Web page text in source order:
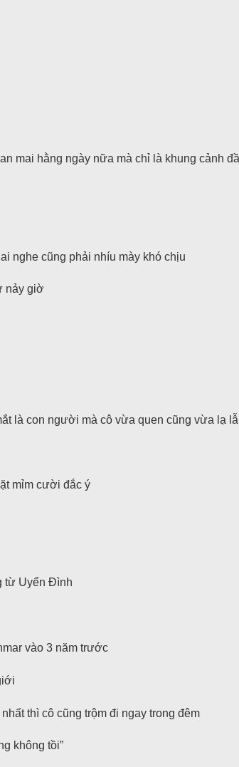
mai hằng ngày nữa mà chỉ là khung cảnh
nghe cũng phải nhíu mày khó chịu
nảy giờ
là con người mà cô vừa quen cũng vừa lạ
mỉm cười đắc ý
từ Uyển Đình
vào 3 năm trước
thì cô cũng trộm đi ngay trong đêm
không tồi”